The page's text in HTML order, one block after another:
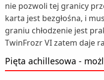
nie pozwoli tej granicy
karta jest bezgłośna, i
graniu chłodzenie jest
TwinFrozr VI zatem daje
Pięta achillesowa -